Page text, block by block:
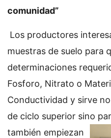
comunidad”
Los productores
muestras de suelo para
determinaciones
Fosforo, Nitrato o
Conductividad y sirve
de ciclo superior sino
también empiezan